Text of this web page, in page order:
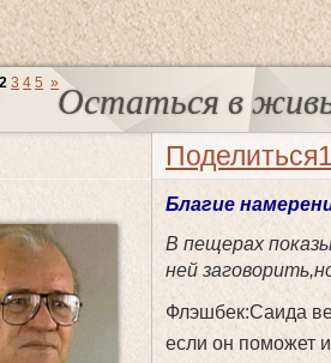
Остаться в
2 3 4 5 »
Поделиться
Благие
В пещерах
ней
Флэшбек:Саида
если он поможет